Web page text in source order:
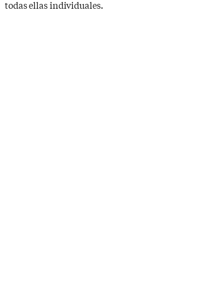
todas ellas individuales.